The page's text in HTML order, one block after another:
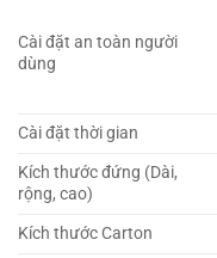
Cài đặt an toàn người
dùng
Cài đặt thời gian
Kích thước đứng (Dài,
rộng, cao)
Kích thước Carton